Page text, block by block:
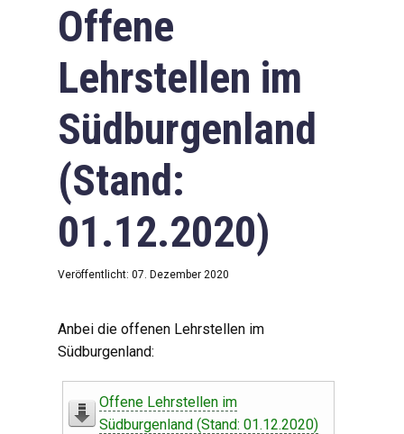
Offene
Lehrstellen im
Südburgenland
(Stand:
01.12.2020)
Veröffentlicht: 07. Dezember 2020
Anbei die offenen Lehrstellen im
Südburgenland:
Offene Lehrstellen im
Südburgenland (Stand: 01.12.2020)